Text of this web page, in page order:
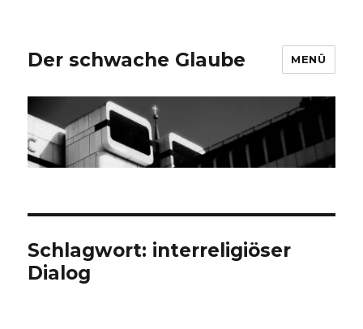
Der schwache Glaube MENÜ
Schlagwort: interreligiöser
Dialog